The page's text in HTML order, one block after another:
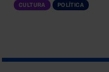
CULTURA
POLÍTICA